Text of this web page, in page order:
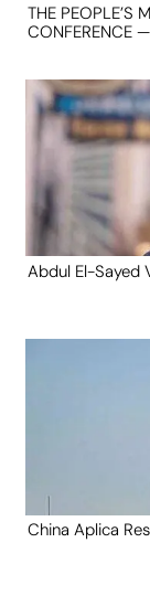
THE PEOPLE’S
CONFERENCE
Abdul El-Sayed
China Aplica